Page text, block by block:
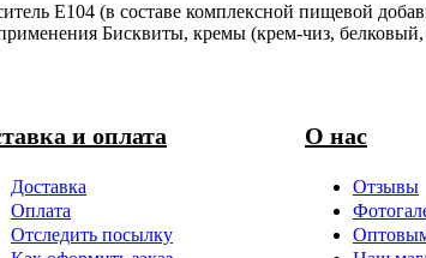
Е104 (в составе комплексной пищевой
Бисквиты, кремы (крем-чиз,
и оплата
Доставка
Оплата
Отследить посылку
О нас
Отзывы